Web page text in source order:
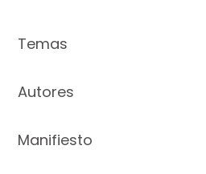
Temas
Autores
Manifiesto